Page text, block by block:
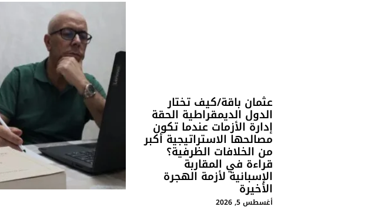
عثمان باقة/كيف تختار
الدول الديمقراطية الحقة
إدارة الأزمات عندما تكون
مصالحها الاستراتيجية أكبر
من الخلافات الظرفية؟
قراءة في المقاربة
الإسبانية لأزمة الهجرة
الأخيرة
أغسطس 5, 2026